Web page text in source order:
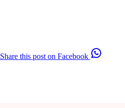
Share this post on Facebook